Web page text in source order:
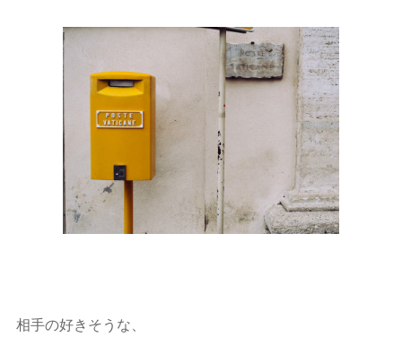
相手の好きそうな、